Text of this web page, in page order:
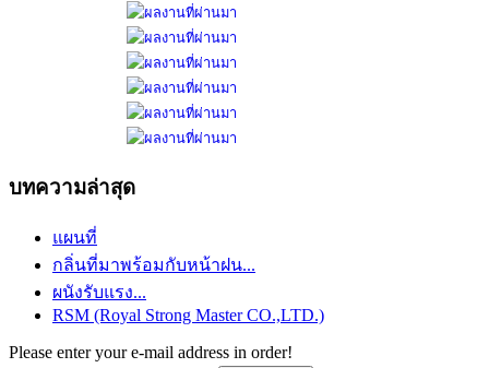
บทความล่าสุด
แผนที่
กลิ่นที่มาพร้อมกับหน้าฝน...
ผนังรับแรง...
RSM (Royal Strong Master CO.,LTD.)
Please enter your e-mail address in order!